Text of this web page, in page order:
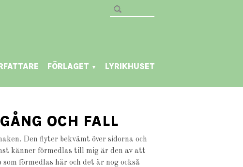
FÖRLAGET ▼ LYRIKHUSET
OCH FALL
Den flyter bekvämt över sidorna och
känner förmedlas till mig är den av att
förmedlas här och det är nog också